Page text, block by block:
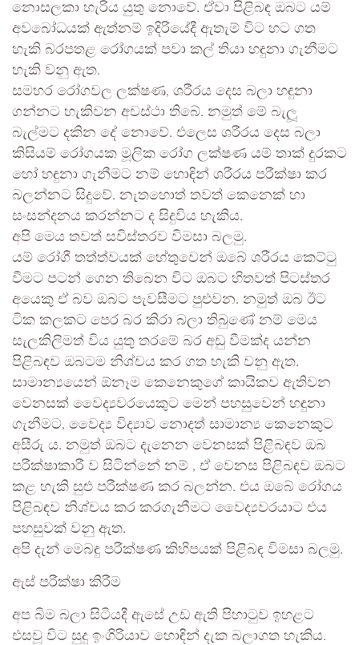
නොසලකා හැරිය යුතු නොවේ. ඒවා පිළිබඳ ඔබට යම්
අවබෝධයක් ඇත්නම් ඉදිරියේදී ඇතැම් විට හට ගත
හැකි බරපතළ රෝගයක් පවා කල් තියා හඳුනා ගැනීමට
හැකි වනු ඇත.
සමහර රෝගවල ලක්ෂණ, ශරීරය දෙස බලා හඳුනා
ගන්නට හැකිවන අවස්ථා තිබේ. නමුත් මේ බැලූ
බැල්මට දකින දේ නොවේ. එලෙස ශරීරය දෙස බලා
කිසියම් රෝගයක මූලික රෝග ලක්ෂණ යම් තාක් දුරකට
හෝ හඳුනා ගැනීමට නම් හොඳින් ශරීරය පරීක්ෂා කර
බලන්නට සිදුවේ. නැතහොත් තවත් කෙනෙක් හා
සංසන්දනය කරන්නට ද සිදුවිය හැකිය.
අපි මෙය තවත් සවිස්තරව විමසා බලමු.
යම් රෝගී තත්ත්වයක් හේතුවෙන් ඔබේ ශරීරය කෙට්ටු
වීමට පටන් ගෙන තිබෙන විට ඔබට හිතවත් පිටස්තර
අයෙකු ඒ බව ඔබට පැවසීමට පුළුවන. නමුත් ඔබ ඊට
ටික කලකට පෙර බර කිරා බලා තිබුණේ නම් මෙය
සැලකිලිමත් විය යුතු තරමේ බර අඩු වීමක්ද යන්න
පිළිබඳව ඔබටම නිශ්චය කර ගත හැකි වනු ඇත.
සාමාන්‍යයෙන් ඕනෑම කෙනෙකුගේ කායිකව ඇතිවන
වෙනසක් වෛද්‍යවරයෙකුට මෙන් පහසුවෙන් හඳුනා
ගැනීමට, වෛද්‍ය විද්‍යාව නොදත් සාමාන්‍ය කෙනෙකුට
අසීරු ය. නමුත් ඔබට දැනෙන වෙනසක් පිළිබඳව ඔබ
පරීක්ෂාකාරී ව සිටින්නේ නම් , ඒ වෙනස පිළිබඳව ඔබට
කළ හැකි සුළු පරීක්ෂණ කර බලන්න. එය ඔබේ රෝගය
පිළිබඳව නිශ්චය කර කරගැනීමට වෛද්‍යවරයාට එය
පහසුවක් වනු ඇත.
අපි දැන් මෙබඳු පරීක්ෂණ කිහිපයක් පිළිබඳ විමසා බලමු.
ඇස් පරීක්ෂා කිරීම
අප බිම බලා සිටියදී ඇසේ උඩ ඇති පිහාටුව ඉහළට
එසවූ විට සුදු ඉංගිරියාව හොඳින් දැක බලාගත හැකිය.